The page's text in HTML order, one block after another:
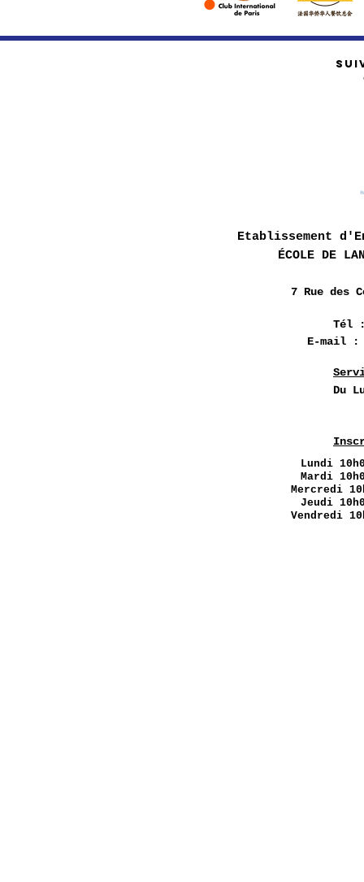
Etablissement
ÉCOLE DE
7 Rue des
Tél
E-mail
Du
Lundi
Mardi
Mercredi
Jeudi
Vendredi